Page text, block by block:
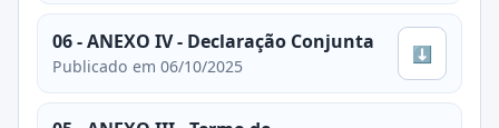
06 - ANEXO IV - Declaração Conjunta
Publicado em 06/10/2025
⬇